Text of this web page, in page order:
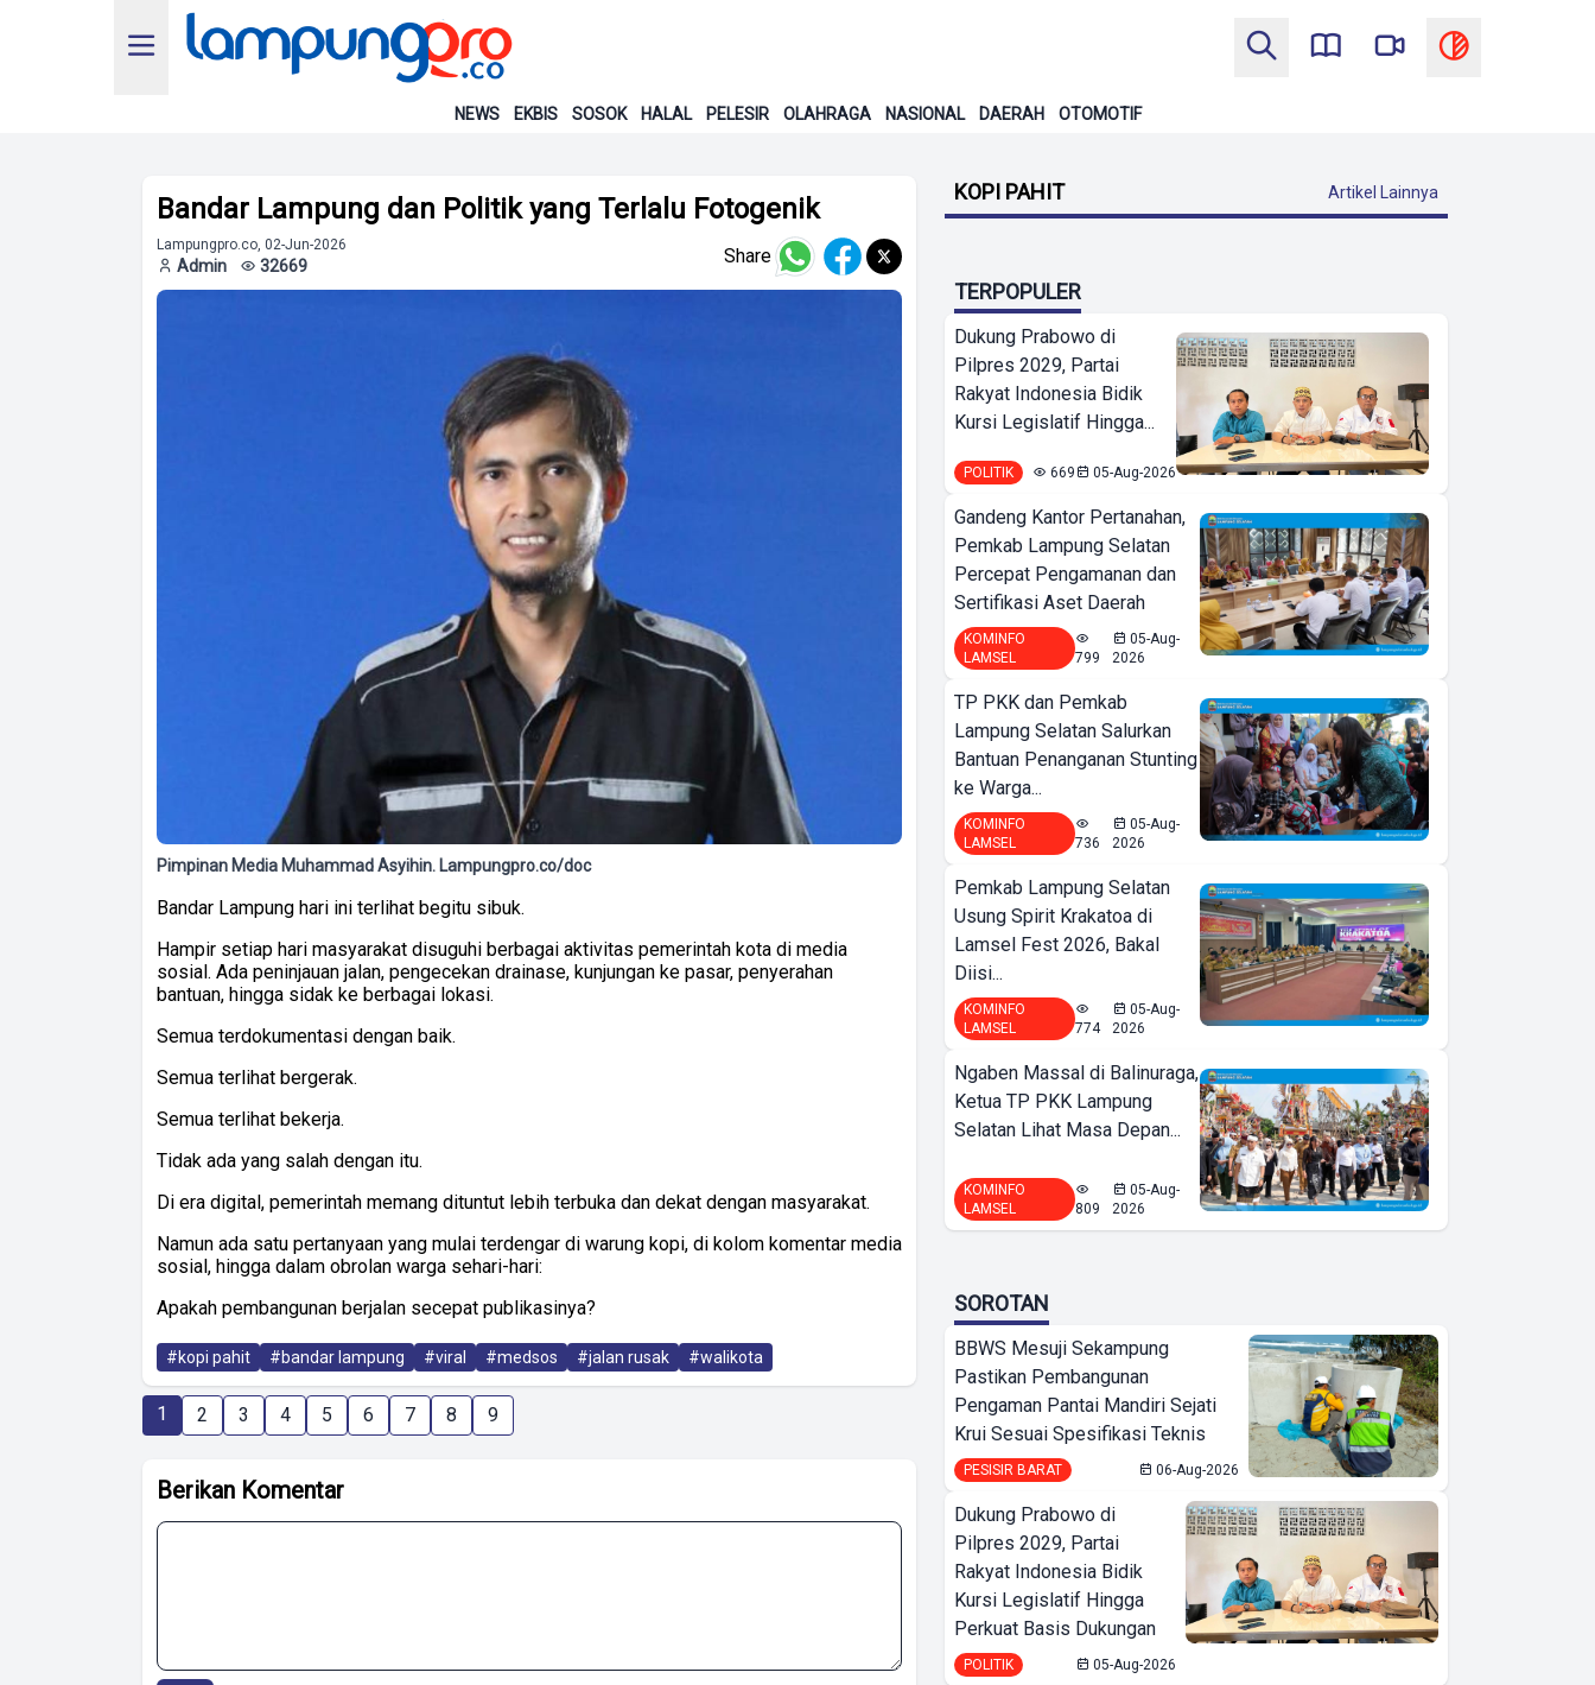
NEWS EKBIS SOSOK HALAL PELESIR OLAHRAGA NASIONAL DAERAH OTOMOTIF
Bandar Lampung dan Politik yang Terlalu Fotogenik
Lampungpro.co, 02-Jun-2026
Admin 32669 Share
Pimpinan Media Muhammad Asyihin. Lampungpro.co/doc
Bandar Lampung hari ini terlihat begitu sibuk.
Hampir setiap hari masyarakat disuguhi berbagai aktivitas pemerintah kota di media
sosial. Ada peninjauan jalan, pengecekan drainase, kunjungan ke pasar, penyerahan
bantuan, hingga sidak ke berbagai lokasi.
Semua terdokumentasi dengan baik.
Semua terlihat bergerak.
Semua terlihat bekerja.
Tidak ada yang salah dengan itu.
Di era digital, pemerintah memang dituntut lebih terbuka dan dekat dengan masyarakat.
Namun ada satu pertanyaan yang mulai terdengar di warung kopi, di kolom komentar media
sosial, hingga dalam obrolan warga sehari-hari:
Apakah pembangunan berjalan secepat publikasinya?
#kopi pahit #bandar lampung #viral #medsos #jalan rusak #walikota
1 2 3 4 5 6 7 8 9
Berikan Komentar
KOPI PAHIT Artikel Lainnya
TERPOPULER
Dukung Prabowo di
Pilpres 2029, Partai
Rakyat Indonesia Bidik
Kursi Legislatif Hingga...
POLITIK 669 05-Aug-2026
Gandeng Kantor Pertanahan,
Pemkab Lampung Selatan
Percepat Pengamanan dan
Sertifikasi Aset Daerah
KOMINFO
LAMSEL
799
05-Aug-
2026
TP PKK dan Pemkab
Lampung Selatan Salurkan
Bantuan Penanganan Stunting
ke Warga...
KOMINFO
LAMSEL
736
05-Aug-
2026
Pemkab Lampung Selatan
Usung Spirit Krakatoa di
Lamsel Fest 2026, Bakal
Diisi...
KOMINFO
LAMSEL
774
05-Aug-
2026
Ngaben Massal di Balinuraga,
Ketua TP PKK Lampung
Selatan Lihat Masa Depan...
KOMINFO
LAMSEL
809
05-Aug-
2026
SOROTAN
BBWS Mesuji Sekampung
Pastikan Pembangunan
Pengaman Pantai Mandiri Sejati
Krui Sesuai Spesifikasi Teknis
PESISIR BARAT 06-Aug-2026
Dukung Prabowo di
Pilpres 2029, Partai
Rakyat Indonesia Bidik
Kursi Legislatif Hingga
Perkuat Basis Dukungan
POLITIK 05-Aug-2026